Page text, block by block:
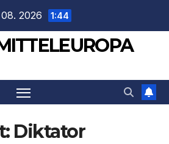
2026 1:44
Diktator